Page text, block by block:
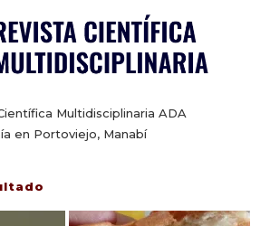
Multidisciplinaria ADA
en Portoviejo, Manabí